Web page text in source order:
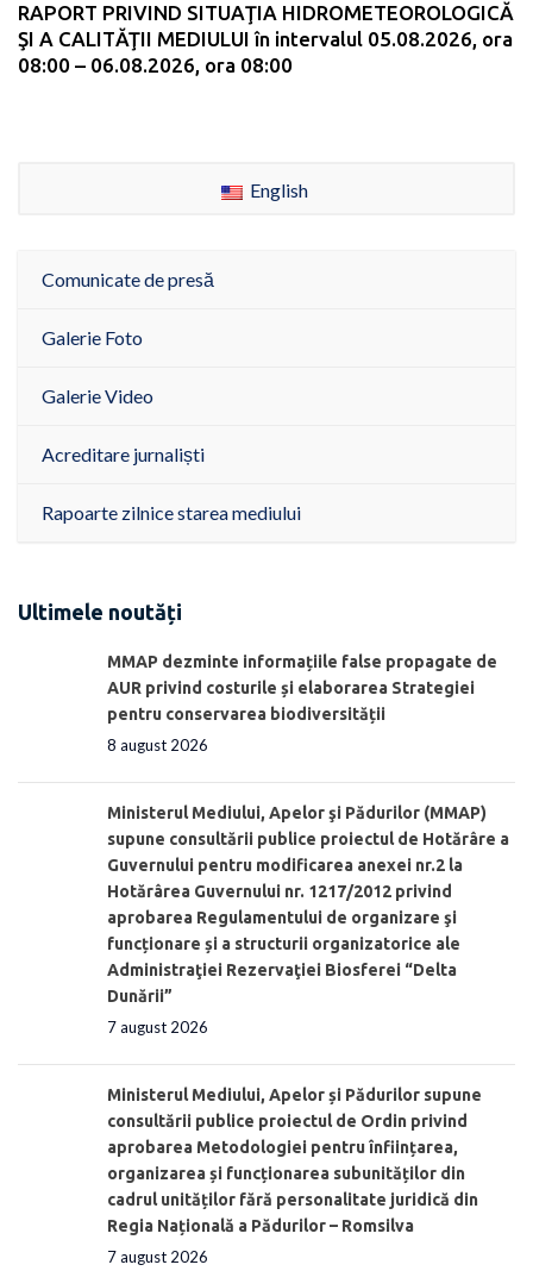
RAPORT PRIVIND SITUAŢIA HIDROMETEOROLOGICĂ
ŞI A CALITĂŢII MEDIULUI în intervalul 05.08.2026, ora
08:00 – 06.08.2026, ora 08:00
English
Comunicate de presă
Galerie Foto
Galerie Video
Acreditare jurnaliști
Rapoarte zilnice starea mediului
Ultimele noutăți
MMAP dezminte informațiile false propagate de
AUR privind costurile și elaborarea Strategiei
pentru conservarea biodiversității
8 august 2026
Ministerul Mediului, Apelor şi Pădurilor (MMAP)
supune consultării publice proiectul de Hotărâre a
Guvernului pentru modificarea anexei nr.2 la
Hotărârea Guvernului nr. 1217/2012 privind
aprobarea Regulamentului de organizare şi
funcționare și a structurii organizatorice ale
Administraţiei Rezervaţiei Biosferei “Delta
Dunării”
7 august 2026
Ministerul Mediului, Apelor și Pădurilor supune
consultării publice proiectul de Ordin privind
aprobarea Metodologiei pentru înființarea,
organizarea și funcționarea subunităților din
cadrul unităților fără personalitate juridică din
Regia Națională a Pădurilor – Romsilva
7 august 2026